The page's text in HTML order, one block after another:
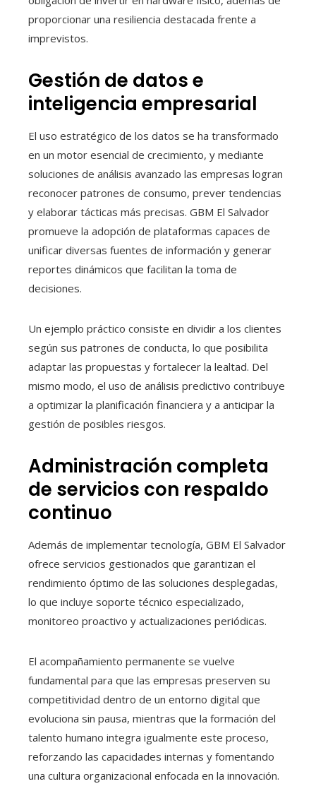
proporcionar una resiliencia destacada frente a
imprevistos.
Gestión de datos e
inteligencia empresarial
El uso estratégico de los datos se ha transformado
en un motor esencial de crecimiento, y mediante
soluciones de análisis avanzado las empresas logran
reconocer patrones de consumo, prever tendencias
y elaborar tácticas más precisas. GBM El Salvador
promueve la adopción de plataformas capaces de
unificar diversas fuentes de información y generar
reportes dinámicos que facilitan la toma de
decisiones.
Un ejemplo práctico consiste en dividir a los clientes
según sus patrones de conducta, lo que posibilita
adaptar las propuestas y fortalecer la lealtad. Del
mismo modo, el uso de análisis predictivo contribuye
a optimizar la planificación financiera y a anticipar la
gestión de posibles riesgos.
Administración completa
de servicios con respaldo
continuo
Además de implementar tecnología, GBM El Salvador
ofrece servicios gestionados que garantizan el
rendimiento óptimo de las soluciones desplegadas,
lo que incluye soporte técnico especializado,
monitoreo proactivo y actualizaciones periódicas.
El acompañamiento permanente se vuelve
fundamental para que las empresas preserven su
competitividad dentro de un entorno digital que
evoluciona sin pausa, mientras que la formación del
talento humano integra igualmente este proceso,
reforzando las capacidades internas y fomentando
una cultura organizacional enfocada en la innovación.